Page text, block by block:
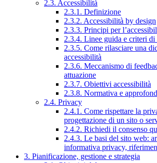
2.3. Accessibilità
2.3.1. Definizione
2.3.2. Accessibilità by design
2.3.3. Principi per
2.3.4. Linee guida e criteri di
2.3.5. Come rilasciare una
accessibilità
2.3.6. Meccanismo di
attuazione
2.3.7. Obiettivi accessibilità
2.3.8. Normativa e
2.4. Privacy
2.4.1. Come rispettare la
progettazione di un sito o
2.4.2. Richiedi il consenso
2.4.3. Le basi del sito web:
informativa privacy,
3. Pianificazione, gestione e strategia